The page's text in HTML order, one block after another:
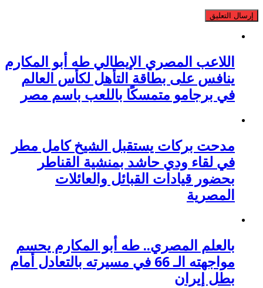
اللاعب المصري الإيطالي طه أبو المكارم
ينافس على بطاقة التأهل لكأس العالم
في برجامو متمسكًا باللعب باسم مصر
مدحت بركات يستقبل الشيخ كامل مطر
في لقاء ودي حاشد بمنشية القناطر
بحضور قيادات القبائل والعائلات
المصرية
بالعلم المصري.. طه أبو المكارم يحسم
مواجهته الـ 66 في مسيرته بالتعادل أمام
بطل إيران